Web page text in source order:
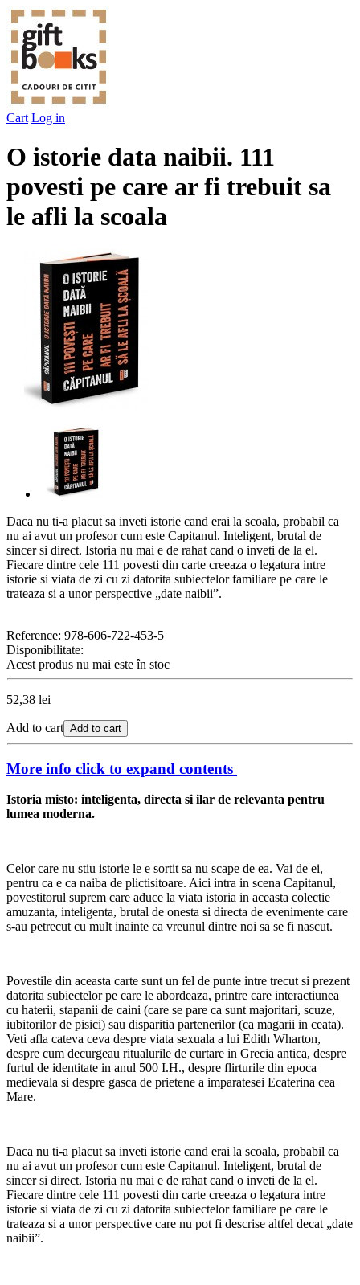
Cart Log in
O istorie data naibii. 111
povesti pe care ar fi trebuit sa
le afli la scoala
Daca nu ti-a placut sa inveti istorie cand erai la scoala, probabil ca
nu ai avut un profesor cum este Capitanul. Inteligent, brutal de
sincer si direct. Istoria nu mai e de rahat cand o inveti de la el.
Fiecare dintre cele 111 povesti din carte creeaza o legatura intre
istorie si viata de zi cu zi datorita subiectelor familiare pe care le
trateaza si a unor perspective „date naibii”.
Reference: 978-606-722-453-5
Disponibilitate:
Acest produs nu mai este în stoc
52,38 lei
Add to cart Add to cart
More info click to expand contents
Istoria misto: inteligenta, directa si ilar de relevanta pentru
lumea moderna.
Celor care nu stiu istorie le e sortit sa nu scape de ea. Vai de ei,
pentru ca e ca naiba de plictisitoare. Aici intra in scena Capitanul,
povestitorul suprem care aduce la viata istoria in aceasta colectie
amuzanta, inteligenta, brutal de onesta si directa de evenimente care
s-au petrecut cu mult inainte ca vreunul dintre noi sa se fi nascut.
Povestile din aceasta carte sunt un fel de punte intre trecut si prezent
datorita subiectelor pe care le abordeaza, printre care interactiunea
cu haterii, stapanii de caini (care se pare ca sunt majoritari, scuze,
iubitorilor de pisici) sau disparitia partenerilor (ca magarii in ceata).
Veti afla cateva ceva despre viata sexuala a lui Edith Wharton,
despre cum decurgeau ritualurile de curtare in Grecia antica, despre
furtul de identitate in anul 500 I.H., despre flirturile din epoca
medievala si despre gasca de prietene a imparatesei Ecaterina cea
Mare.
Daca nu ti-a placut sa inveti istorie cand erai la scoala, probabil ca
nu ai avut un profesor cum este Capitanul. Inteligent, brutal de
sincer si direct. Istoria nu mai e de rahat cand o inveti de la el.
Fiecare dintre cele 111 povesti din carte creeaza o legatura intre
istorie si viata de zi cu zi datorita subiectelor familiare pe care le
trateaza si a unor perspective care nu pot fi descrise altfel decat „date
naibii”.